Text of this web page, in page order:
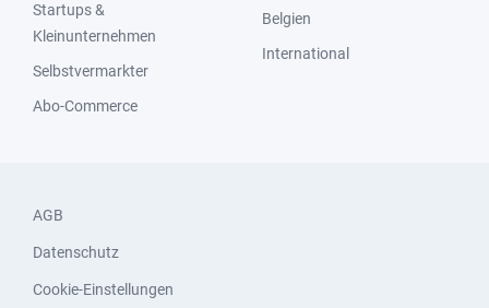
Startups &
Kleinunternehmen
Selbstvermarkter
Abo-Commerce
Belgien
International
AGB
Datenschutz
Cookie-Einstellungen